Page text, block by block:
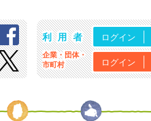
利用者 ログイン
企業・団体・
市町村
ログイン